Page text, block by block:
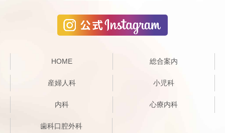
HOME 総合案内
産婦人科 小児科
内科 心療内科
歯科口腔外科